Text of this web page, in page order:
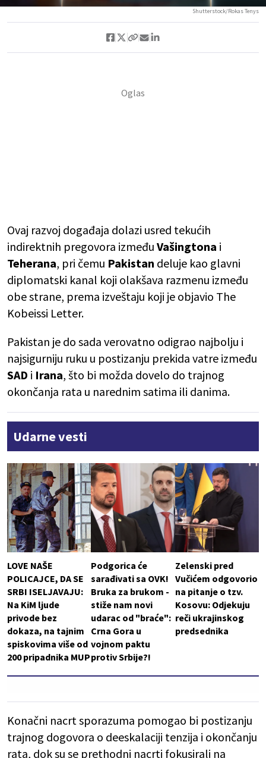
Shutterstock/Rokas Tenys
Ovaj razvoj događaja dolazi usred tekućih
indirektnih pregovora između Vašingtona i
Teherana, pri čemu Pakistan deluje kao glavni
diplomatski kanal koji olakšava razmenu između
obe strane, prema izveštaju koji je objavio The
Kobeissi Letter.
Pakistan je do sada verovatno odigrao najbolju i
najsigurniju ruku u postizanju prekida vatre između
SAD i Irana, što bi možda dovelo do trajnog
okončanja rata u narednim satima ili danima.
Udarne vesti
LOVE NAŠE
POLICAJCE, DA SE
SRBI ISELJAVAJU:
Na KiM ljude
privode bez
dokaza, na tajnim
spiskovima više od
200 pripadnika MUP
Podgorica će
sarađivati sa OVK!
Bruka za brukom -
stiže nam novi
udarac od "braće":
Crna Gora u
vojnom paktu
protiv Srbije?!
Zelenski pred
Vučićem odgovorio
na pitanje o tzv.
Kosovu: Odjekuju
reči ukrajinskog
predsednika
Konačni nacrt sporazuma pomogao bi postizanju
trajnog dogovora o deeskalaciji tenzija i okončanju
rata, dok su se prethodni nacrti fokusirali na